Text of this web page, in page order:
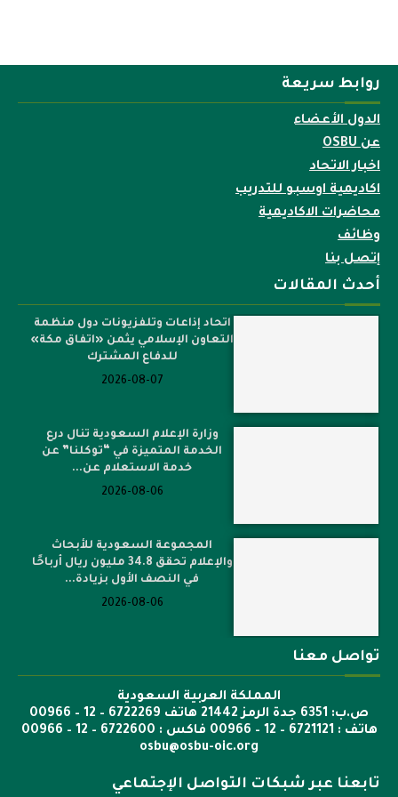
روابط سريعة
الدول الأعضاء
عن OSBU
اخبار الاتحاد
اكاديمية اوسبو للتدريب
محاضرات الاكاديمية
وظائف
إتصل بنا
أحدث المقالات
اتحاد إذاعات وتلفزيونات دول منظمة
التعاون الإسلامي يثمن «اتفاق مكة»
للدفاع المشترك
2026-08-07
وزارة الإعلام السعودية تنال درع
الخدمة المتميزة في “توكلنا” عن
خدمة الاستعلام عن...
2026-08-06
المجموعة السعودية للأبحاث
والإعلام تحقق 34.8 مليون ريال أرباحًا
في النصف الأول بزيادة...
2026-08-06
تواصل معنا
المملكة العربية السعودية
ص.ب: 6351 جدة الرمز 21442 هاتف 6722269 – 12 – 00966
هاتف : 6721121 – 12 – 00966 فاكس : 6722600 – 12 – 00966
osbu@osbu-oic.org
تابعنا عبر شبكات التواصل الإجتماعي